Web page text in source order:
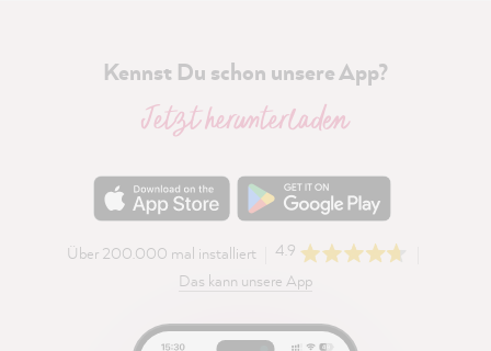
Kennst Du schon unsere App?
Jetzt herunterladen
Über 200.000 mal installiert
4.9
Das kann unsere App